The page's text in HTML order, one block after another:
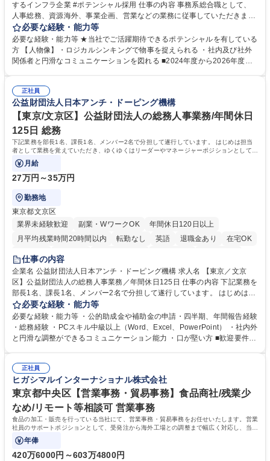
するインフラ企業 #ポテンシャル採用 仕事の内容 事務系総合職として、
人事総務、資源海外、事業企画、営業などの業務に従事していただきま
す。 【業務内容の一例】■所属事業部の勤労業務 ■海外に関係する各種業
務 ■営業部門の企画スタッフ、ルート営業 【キャリアパス】入社後の配属
ポジションで一定期間ご活躍頂いた後、本人の適性及び将来のキャリアを
鑑みてジョブローテーションを行います。 【育成】OJTでの現場育成や研
表するインフラ企業 #ポテンシャル採用
必要な経験・能力等
必要な経験・能力等 ★当社でご活躍期待できるポテンシャルを有している
方 【人物像】・ロジカルシンキングで物事を捉えられる ・社内及び社外
関係者と円滑なコミュニケーションを図れる ■2024年度から2026年度ま
72.html ■エネルギーセキュリティの不安定化や気候変動による自然災害の
甚大化など、これまで以上に社会課題解決の重要性が高まっています。
「未来の日常」の創造に向けて持続可能な社会の実現に貢献してまいりま
す。 学歴・資格 学歴：大学院 大学 語学力： 資格：
正社員
公益財団法人日本アンチ・ドーピング機構
【東京/文京区】公益財団法人の総務人事業務/年間休日
125日 総務
下記業務を部長1名、課長1名、メンバー2名で分担して遂行しています。 はじめは担当
者として業務を覚えていただき、ゆくゆくはリーダーやマネージャーポジションとして活
躍いただくことを期待しています。
月給
27万円～35万円
勤務地
東京都文京区
業界未経験歓迎
副業・WワークOK
年間休日120日以上
月平均残業時間20時間以内
転勤なし 英語 退職金あり
在宅OK
賞与あり
育休あり
食事補助あり
仕事の内容
企業名 公益財団法人日本アンチ・ドーピング機構 求人名 【東京／文京
区】公益財団法人の総務人事業務／年間休日125日 仕事の内容 下記業務を
部長1名、課長1名、メンバー2名で分担して遂行しています。 はじめは担
当者として業務を覚えていただき、ゆくゆくはリーダーやマネージャーポ
ジションとして活躍いただくことを期待しています。 【総務・人事グルー
プの業務内容】 ・人事制度関連 ・採用活動 ・教育研修の企画、実行 ・勤
怠管理 ・官公庁への各種提出 ・法定の会議運営（評議員会、理事会） ・
管理 ・福利厚生関連 ・職員からの問合せ、相談対応 ・その他日常の総務
業務全般 募集職種 【東京／文京区】公益財団法人の総務人事業務／年間
休日125日
必要な経験・能力等
必要な経験・能力等 ・公的助成金や補助金の申請・四半期、年間報告経験
・総務経験 ・PCスキル中級以上（Word、Excel、PowerPoint） ・社内外
と円滑な調整ができるコミュニケーション能力 ・口が堅い方 ■歓迎要件
正社員
ヒガシマルインターナショナル株式会社
東京都中央区【営業事務・貿易事務】食品商社/残業少
なめ/リモート等相談可 営業事務
食品の加工・販売を行っている当社にて、営業事務・貿易事務をお任せいたします。営業
社員のサポートポジションとして、受発注から海外工場との調整まで幅広く対応し、当社
事業の根幹を支えていただきます。
年俸
420万6000円～603万4800円